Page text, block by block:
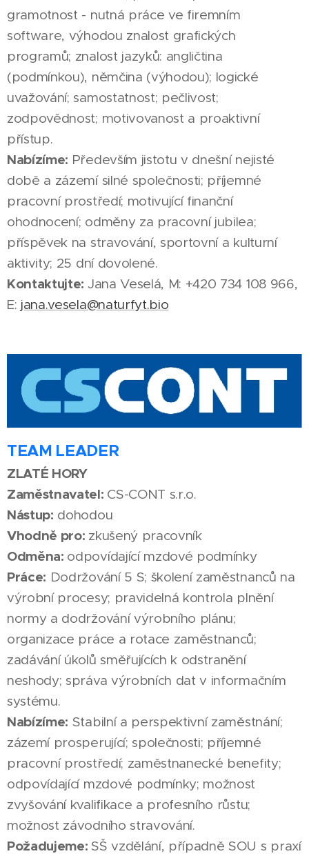
gramotnost - nutná práce ve firemním
software, výhodou znalost grafických
programů; znalost jazyků: angličtina
(podmínkou), němčina (výhodou); logické
uvažování; samostatnost; pečlivost;
zodpovědnost; motivovanost a proaktivní
přístup.
Nabízíme: Především jistotu v dnešní nejisté
době a zázemí silné společnosti; příjemné
pracovní prostředí; motivující finanční
ohodnocení; odměny za pracovní jubilea;
příspěvek na stravování, sportovní a kulturní
aktivity; 25 dní dovolené.
Kontaktujte: Jana Veselá, M: +420 734 108 966,
E: jana.vesela@naturfyt.bio
TEAM LEADER
ZLATÉ HORY
Zaměstnavatel: CS-CONT s.r.o.
Nástup: dohodou
Vhodně pro: zkušený pracovník
Odměna: odpovídající mzdové podmínky
Práce: Dodržování 5 S; školení zaměstnanců na
výrobní procesy; pravidelná kontrola plnění
normy a dodržování výrobního plánu;
organizace práce a rotace zaměstnanců;
zadávání úkolů směřujících k odstranění
neshody; správa výrobních dat v informačním
systému.
Nabízíme: Stabilní a perspektivní zaměstnání;
zázemí prosperující; společnosti; příjemné
pracovní prostředí; zaměstnanecké benefity;
odpovídající mzdové podmínky; možnost
zvyšování kvalifikace a profesního růstu;
možnost závodního stravování.
Požadujeme: SŠ vzdělání, případně SOU s praxí